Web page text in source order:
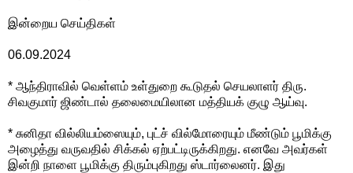
இன்றைய செய்திகள்
06.09.2024
* ஆந்திராவில் வெள்ளம் உள்துறை கூடுதல் செயலாளர் திரு.
சிவகுமார் ஜிண்டால் தலைமையிலான மத்தியக் குழு ஆய்வு.
* சுனிதா வில்லியம்ஸையும், புட்ச் வில்மோரையும் மீண்டும் பூமிக்கு
அழைத்து வருவதில் சிக்கல் ஏற்பட்டிருக்கிறது. எனவே அவர்கள்
இன்றி நாளை பூமிக்கு திரும்புகிறது ஸ்டார்லைனர். இது